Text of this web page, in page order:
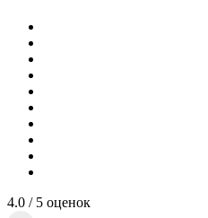
4.0 / 5 оценок